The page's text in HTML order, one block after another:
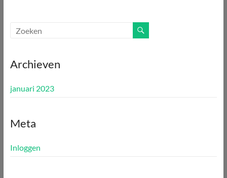
Archieven
januari 2023
Meta
Inloggen